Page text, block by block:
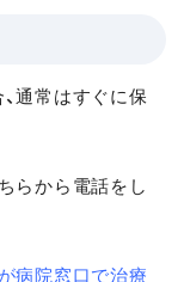
通常はすぐに保
らから電話をし
病院窓口で治療